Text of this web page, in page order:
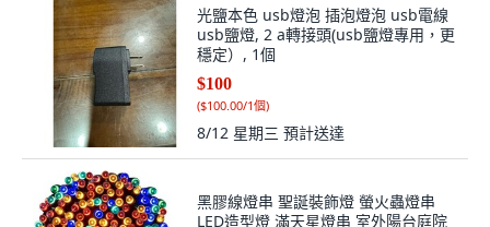
光鹽本色 usb燈泡 插泡燈泡 usb電線
usb鹽燈, 2 a轉接頭(usb鹽燈專用，更
穩定）, 1個
$100
($100.00/1個)
8/12 星期三 預計送達
黑膠線燈串 聖誕裝飾燈 螢火蟲燈串
LED造型燈 滿天星燈串 室外陽台庭院